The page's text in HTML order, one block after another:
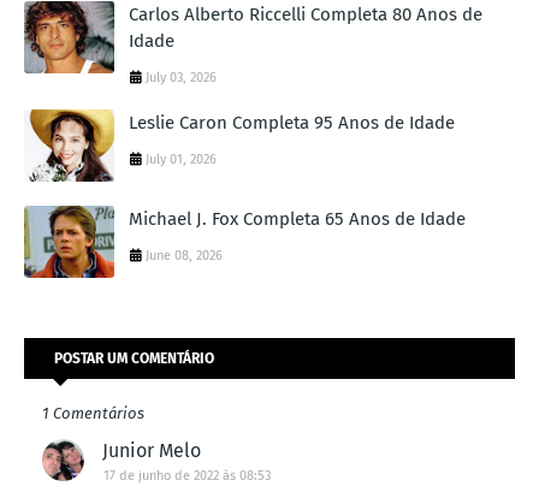
Carlos Alberto Riccelli Completa 80 Anos de
Idade
July 03, 2026
Leslie Caron Completa 95 Anos de Idade
July 01, 2026
Michael J. Fox Completa 65 Anos de Idade
June 08, 2026
POSTAR UM COMENTÁRIO
1 Comentários
Junior Melo
17 de junho de 2022 às 08:53